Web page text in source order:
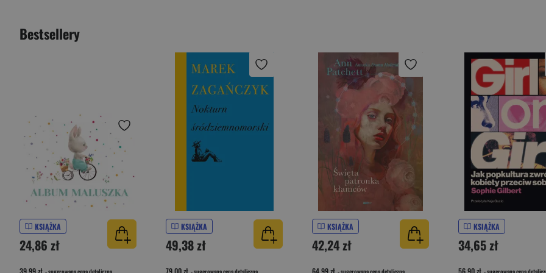
Bestsellery
KSIĄŻKA
24,86 zł
39,99 zł
KSIĄŻKA
49,38 zł
79,00 zł
KSIĄŻKA
42,24 zł
64,99 zł
KSIĄŻKA
34,65 zł
56,90 zł